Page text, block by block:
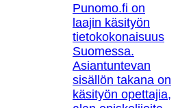
Punomo.fi on
laajin käsityön
tietokokonaisuus
Suomessa.
Asiantuntevan
sisällön takana on
käsityön opettajia,